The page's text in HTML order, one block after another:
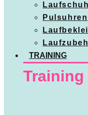
Pulsuhren
TRAINING
Training